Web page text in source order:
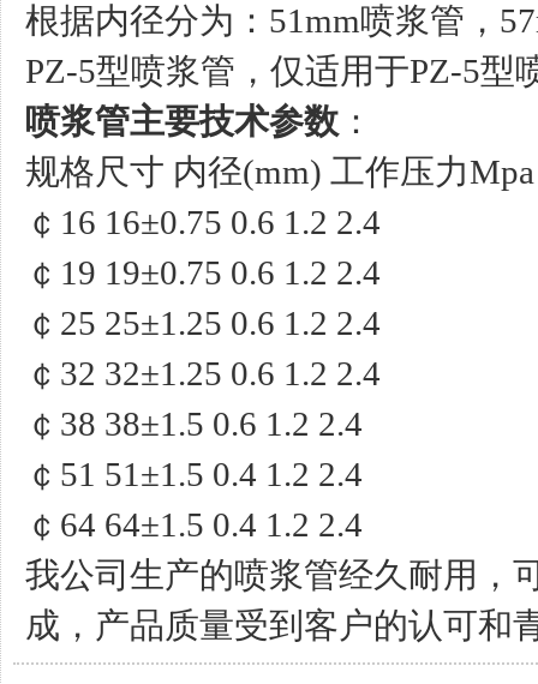
根据内径分为：51mm喷浆管，
PZ-5型喷浆管，仅适用于PZ-5型
喷浆管主要技术参数 ：
规格尺寸 内径(mm) 工作压力
￠16 16±0.75 0.6 1.2 2.4
￠19 19±0.75 0.6 1.2 2.4
￠25 25±1.25 0.6 1.2 2.4
￠32 32±1.25 0.6 1.2 2.4
￠38 38±1.5 0.6 1.2 2.4
￠51 51±1.5 0.4 1.2 2.4
￠64 64±1.5 0.4 1.2 2.4
我公司生产的喷浆管经久耐用，
成，产品质量受到客户的认可和